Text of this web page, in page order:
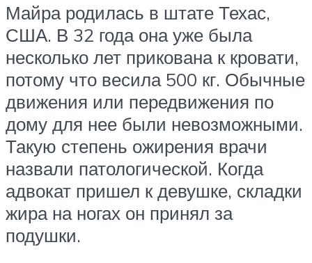
Майра родилась в штате Техас,
США. В 32 года она уже была
несколько лет прикована к кровати,
потому что весила 500 кг. Обычные
движения или передвижения по
дому для нее были невозможными.
Такую степень ожирения врачи
назвали патологической. Когда
адвокат пришел к девушке, складки
жира на ногах он принял за
подушки.